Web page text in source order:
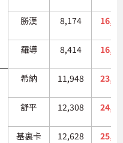
勝漢 8,174
羅導 8,414
希納 11,948
舒平 12,308
基裏卡 12,628